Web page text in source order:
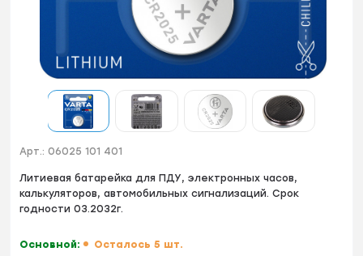
Арт.: 06025 101 401
Литиевая батарейка для ПДУ, электронных часов,
калькуляторов, автомобильных сигнализаций. Срок
годности 03.2032г.
Основной: Осталось 5 шт.